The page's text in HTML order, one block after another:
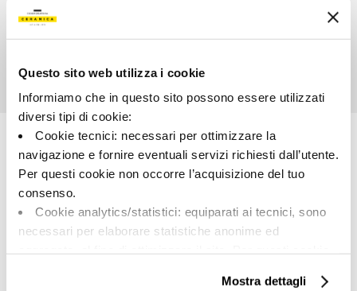
Questo sito web utilizza i cookie
Informiamo che in questo sito possono essere utilizzati
diversi tipi di cookie:
Cookie tecnici: necessari per ottimizzare la
navigazione e fornire eventuali servizi richiesti dall’utente.
Per questi cookie non occorre l’acquisizione del tuo
consenso.
Cookie analytics/statistici: equiparati ai tecnici, sono
necessari per elaborare statistiche anonime ed
Cookie di profilazione/marketing: sono utilizzati, solo
Mostra dettagli
Share:
A brand of Cooperativa Ceramica d’Imola